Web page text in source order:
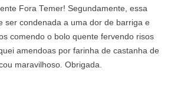
Fora Temer! Segundamente, essa
ser condenada a uma dor de barriga e
comendo o bolo quente fervendo risos
amendoas por farinha de castanha de
maravilhoso. Obrigada.